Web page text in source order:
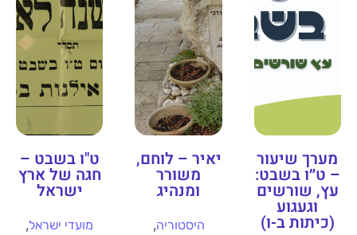
מערך שיעור
– ט״ו בשבט:
עץ, שורשים
וגעגוע
(כיתות ב-ו)
יאיר – לוחם,
משורר
ומנהיג
היסטוריה,
ט"ו בשבט –
חגה של ארץ
ישראל
מועדי ישראל,